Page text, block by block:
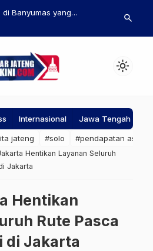
10 Pelajar Nekat Terobos Pagar
Punya Uang
search
light_mode
Internasional Jawa Tengah
jateng #solo #pendapatan asli
Hentikan Layanan Seluruh
Jakarta
Hentikan
Rute Pasca
di Jakarta